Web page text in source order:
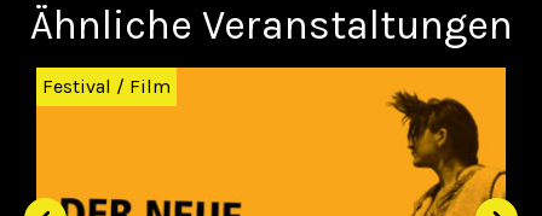
Ähnliche Veranstaltungen
Zurück
Festival / Film